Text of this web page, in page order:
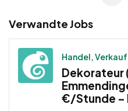
Verwandte Jobs
Handel, Verkauf
€/Stunde –